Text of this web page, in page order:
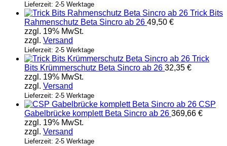
Lieferzeit: 2-5 Werktage
Trick Bits
Rahmenschutz Beta Sincro ab 26 49,50 €
zzgl. 19% MwSt.
zzgl. Versand
Lieferzeit: 2-5 Werktage
Trick
Bits Krümmerschutz Beta Sincro ab 26 32,35 €
zzgl. 19% MwSt.
zzgl. Versand
Lieferzeit: 2-5 Werktage
CSP
Gabelbrücke komplett Beta Sincro ab 26 369,66 €
zzgl. 19% MwSt.
zzgl. Versand
Lieferzeit: 2-5 Werktage